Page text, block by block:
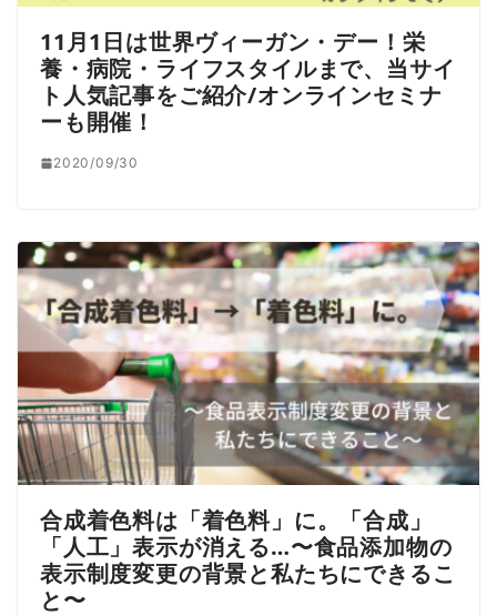
11月1日は世界ヴィーガン・デー！栄
養・病院・ライフスタイルまで、当サイ
ト人気記事をご紹介/オンラインセミナ
ーも開催！
2020/09/30
合成着色料は「着色料」に。「合成」
「人工」表示が消える…〜食品添加物の
表示制度変更の背景と私たちにできるこ
と〜